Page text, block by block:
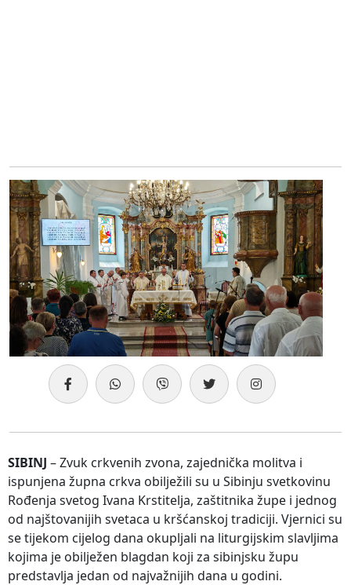
SIBINJ – Zvuk crkvenih zvona, zajednička molitva i
ispunjena župna crkva obilježili su u Sibinju svetkovinu
Rođenja svetog Ivana Krstitelja, zaštitnika župe i jednog
od najštovanijih svetaca u kršćanskoj tradiciji. Vjernici su
se tijekom cijelog dana okupljali na liturgijskim slavljima
kojima je obilježen blagdan koji za sibinjsku župu
predstavlja jedan od najvažnijih dana u godini.